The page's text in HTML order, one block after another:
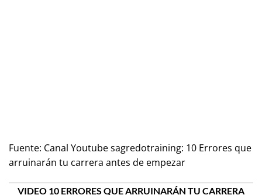
Fuente: Canal Youtube sagredotraining: 10 Errores que
arruinarán tu carrera antes de empezar
VIDEO 10 ERRORES QUE ARRUINARÁN TU CARRERA